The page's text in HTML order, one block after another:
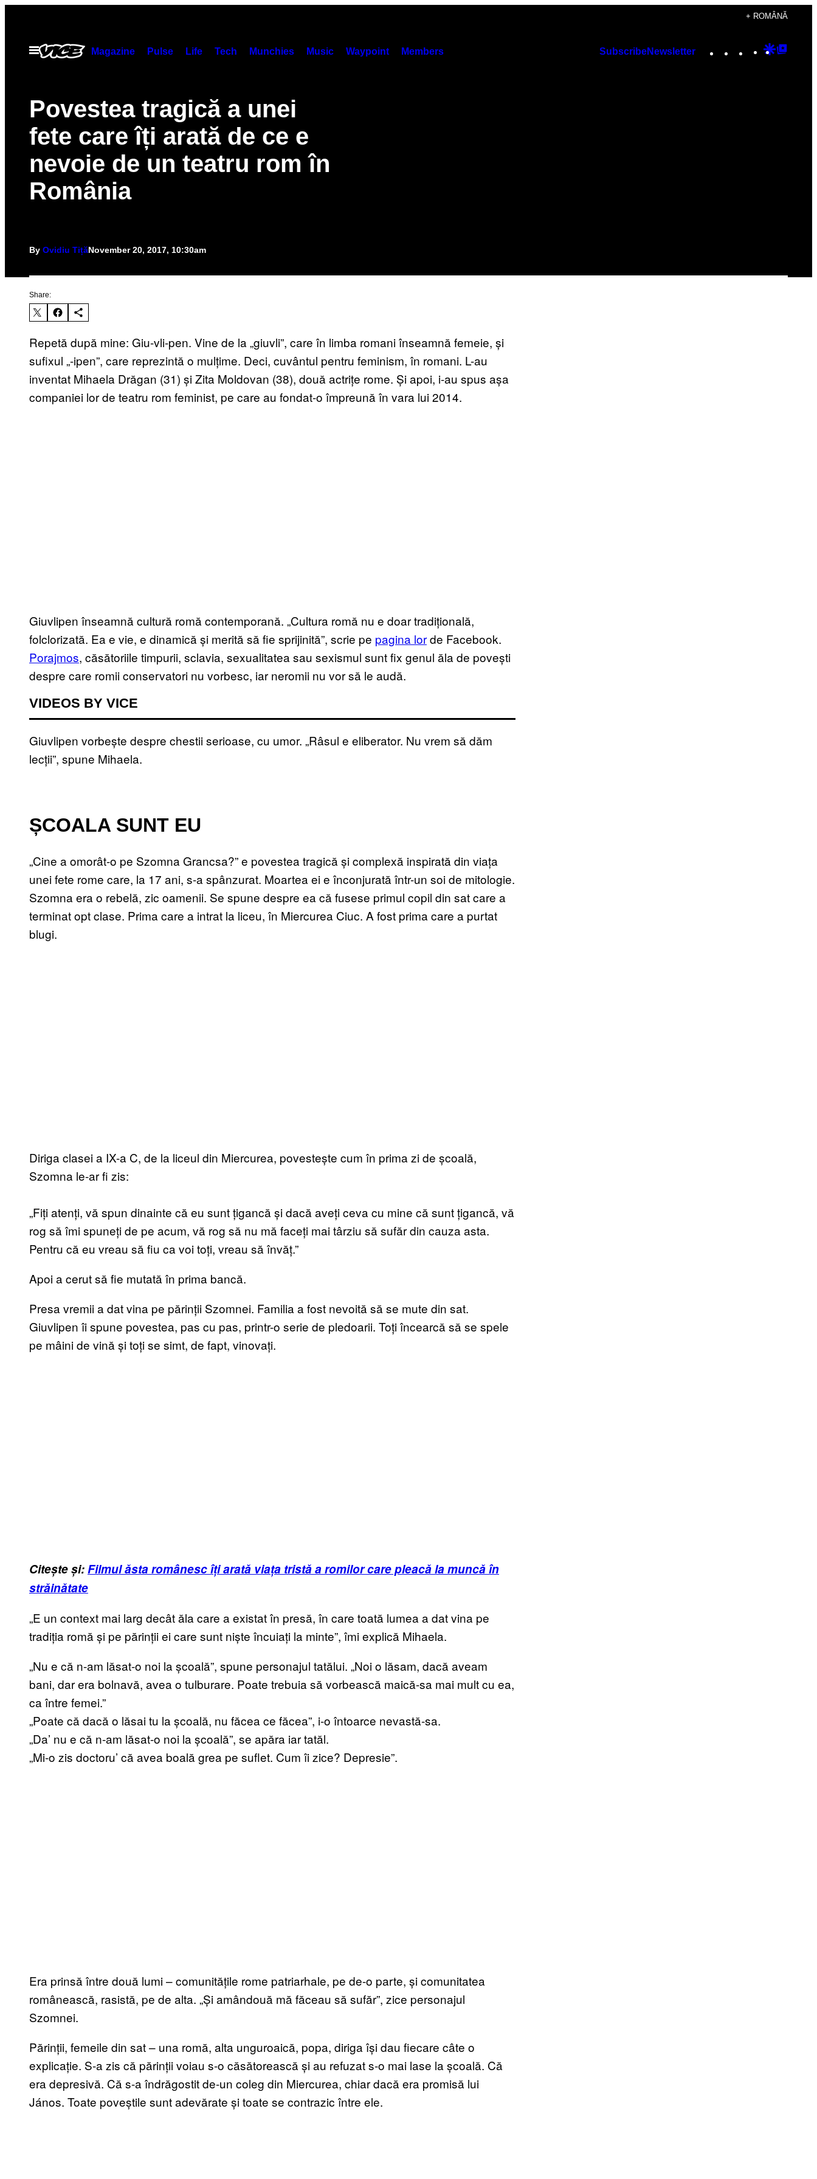
content
+ ROMÂNĂ
Open
Menu
Magazine Pulse Life Tech Munchies Music Waypoint Members SubscribeNewsletter Instagram
TikTok
YouTube
Google
Povestea tragică a unei
fete care îți arată de ce e
nevoie de un teatru rom în
România
By Ovidiu TițăNovember 20, 2017, 10:30am
Share:
Repetă după mine: Giu-vli-pen. Vine de la „giuvli”, care în limba romani înseamnă femeie, și
sufixul „-ipen”, care reprezintă o mulțime. Deci, cuvântul pentru feminism, în romani. L-au
inventat Mihaela Drăgan (31) și Zita Moldovan (38), două actrițe rome. Și apoi, i-au spus așa
companiei lor de teatru rom feminist, pe care au fondat-o împreună în vara lui 2014.
Giuvlipen înseamnă cultură romă contemporană. „Cultura romă nu e doar tradițională,
folclorizată. Ea e vie, e dinamică și merită să fie sprijinită”, scrie pe pagina lorde Facebook.
Porajmos, căsătoriile timpurii, sclavia, sexualitatea sau sexismul sunt fix genul ăla de povești
despre care romii conservatori nu vorbesc, iar neromii nu vor să le audă.
VIDEOS BY VICE
Giuvlipen vorbește despre chestii serioase, cu umor. „Râsul e eliberator. Nu vrem să dăm
lecții”, spune Mihaela.
ȘCOALA SUNT EU
„Cine a omorât-o pe Szomna Grancsa?” e povestea tragică și complexă inspirată din viața
unei fete rome care, la 17 ani, s-a spânzurat. Moartea ei e înconjurată într-un soi de mitologie.
Szomna era o rebelă, zic oamenii. Se spune despre ea că fusese primul copil din sat care a
terminat opt clase. Prima care a intrat la liceu, în Miercurea Ciuc. A fost prima care a purtat
blugi.
Diriga clasei a IX-a C, de la liceul din Miercurea, povestește cum în prima zi de școală,
Szomna le-ar fi zis:
„Fiți atenți, vă spun dinainte că eu sunt țigancă și dacă aveți ceva cu mine că sunt țigancă, vă
rog să îmi spuneți de pe acum, vă rog să nu mă faceți mai târziu să sufăr din cauza asta.
Pentru că eu vreau să fiu ca voi toți, vreau să învăț.”
Apoi a cerut să fie mutată în prima bancă.
Presa vremii a dat vina pe părinții Szomnei. Familia a fost nevoită să se mute din sat.
Giuvlipen îi spune povestea, pas cu pas, printr-o serie de pledoarii. Toți încearcă să se spele
pe mâini de vină și toți se simt, de fapt, vinovați.
Citește și:Filmul ăsta românesc îți arată viața tristă a romilor care pleacă la muncă în
străinătate
„E un context mai larg decât ăla care a existat în presă, în care toată lumea a dat vina pe
tradiția romă și pe părinții ei care sunt niște încuiați la minte”, îmi explică Mihaela.
„Nu e că n-am lăsat-o noi la școală”, spune personajul tatălui. „Noi o lăsam, dacă aveam
bani, dar era bolnavă, avea o tulburare. Poate trebuia să vorbească maică-sa mai mult cu ea,
ca între femei.”
„Poate că dacă o lăsai tu la școală, nu făcea ce făcea”, i-o întoarce nevastă-sa.
„Da’ nu e că n-am lăsat-o noi la școală”, se apăra iar tatăl.
„Mi-o zis doctoru’ că avea boală grea pe suflet. Cum îi zice? Depresie”.
Era prinsă între două lumi – comunitățile rome patriarhale, pe de-o parte, și comunitatea
românească, rasistă, pe de alta. „Și amândouă mă făceau să sufăr”, zice personajul
Szomnei.
Părinții, femeile din sat – una romă, alta unguroaică, popa, diriga își dau fiecare câte o
explicație. S-a zis că părinții voiau s-o căsătorească și au refuzat s-o mai lase la școală. Că
era depresivă. Că s-a îndrăgostit de-un coleg din Miercurea, chiar dacă era promisă lui
János. Toate poveștile sunt adevărate și toate se contrazic între ele.